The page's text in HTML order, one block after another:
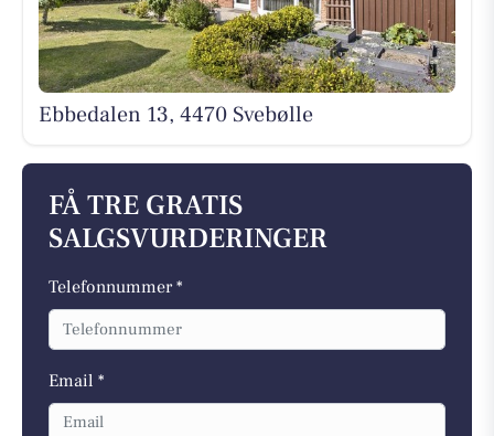
Ebbedalen 13, 4470 Svebølle
FÅ TRE GRATIS
SALGSVURDERINGER
Telefonnummer *
Email *